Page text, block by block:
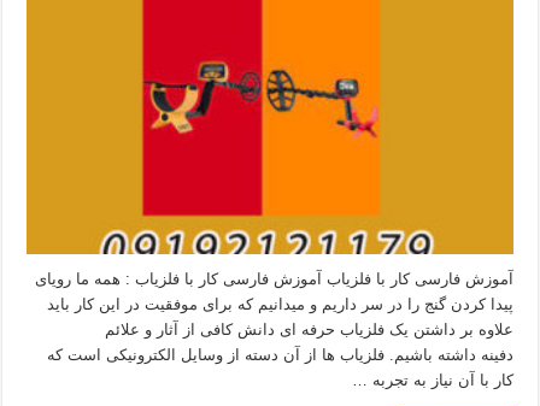
آموزش فارسی کار با فلزیاب آموزش فارسی کار با فلزیاب : همه ما رویای
پیدا کردن گنج را در سر داریم و میدانیم که برای موفقیت در این کار باید
علاوه بر داشتن یک فلزیاب حرفه ای دانش کافی از آثار و علائم
دفینه داشته باشیم. فلزیاب ها از آن دسته از وسایل الکترونیکی است که
کار با آن نیاز به تجربه …